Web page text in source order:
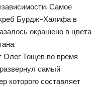
Самое
Бурдж-Халифа в
окрашено в цвета
Тощев во время
самый
которого составляет